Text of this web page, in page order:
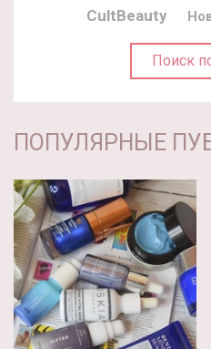
CultBeauty
Поиск
ПОПУЛЯРНЫЕ